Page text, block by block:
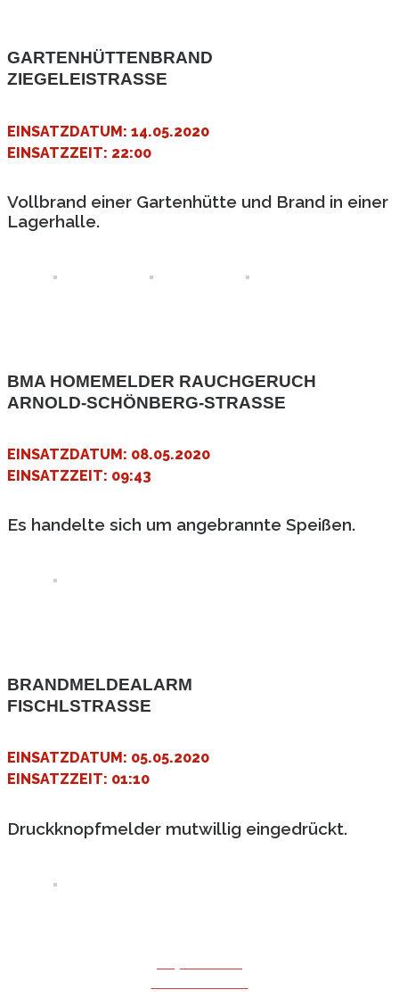
GARTENHÜTTENBRAND
ZIEGELEISTRASSE
EINSATZDATUM: 14.05.2020
EINSATZZEIT: 22:00
Vollbrand einer Gartenhütte und Brand in einer
Lagerhalle.
BMA HOMEMELDER RAUCHGERUCH
ARNOLD-SCHÖNBERG-STRA­SSE
EINSATZDATUM: 08.05.2020
EINSATZZEIT: 09:43
Es handelte sich um angebrannte Speißen.
BRANDMELDEALARM
FISCHLSTRASSE
EINSATZDATUM: 05.05.2020
EINSATZZEIT: 01:10
Druckknopfmelder mutwillig eingedrückt.